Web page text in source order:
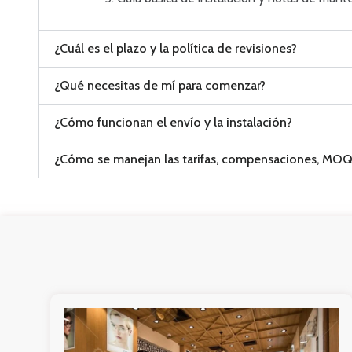
¿Cuál es el plazo y la política de revisiones?
¿Qué necesitas de mí para comenzar?
¿Cómo funcionan el envío y la instalación?
¿Cómo se manejan las tarifas, compensaciones,